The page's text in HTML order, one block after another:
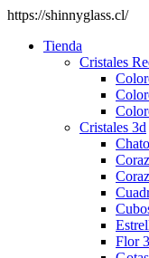
https://shinnyglass.cl/
Tienda
Cristales
Cristales 3d
Flor